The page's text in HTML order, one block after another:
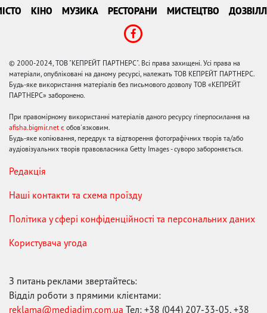
КІНО МУЗИКА РЕСТОРАНИ МИСТЕЦТВО
© 2000-2024, ТОВ "КЕПРЕЙТ ПАРТНЕРС". Всі права захищені. Усі права на
матеріали, опубліковані на даному ресурсі, належать ТОВ КЕПРЕЙТ ПАРТНЕРС.
Будь-яке використання матеріалів без письмового дозволу ТОВ «КЕПРЕЙТ
ПАРТНЕРС» заборонено.
При правомірному використанні матеріалів даного ресурсу гіперпосилання на
afisha.bigmir.net є обов'язковим.
Будь-яке копіювання, передрук та відтворення фотографічних творів та/або
аудіовізуальних творів правовласника Getty Images - суворо забороняється.
Редакція
Наші контакти та схема проїзду
Політика у сфері конфіденційності та персональних даних
Користувача угода
З питань реклами звертайтесь:
Відділ роботи з прямими клієнтами:
reklama@mediadim.com.ua Тел: +38 (044) 207-33-05, +38